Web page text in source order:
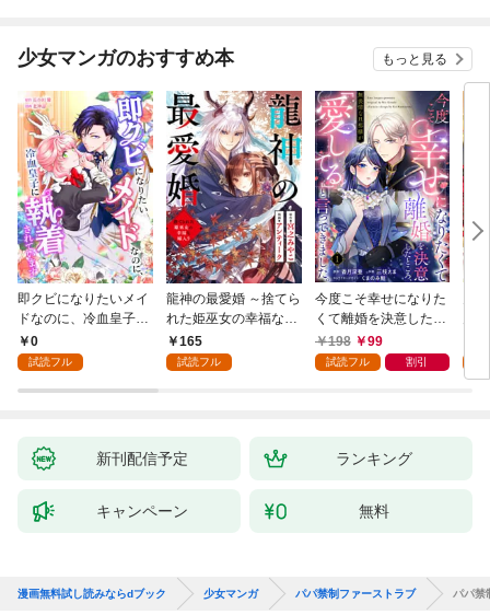
少女マンガのおすすめ本 もっと見る
即クビになりたいメイ
ドなのに、冷血皇子に
執着されています第1
話
0
試読フル
龍神の最愛婚 ～捨てら
れた姫巫女の幸福な嫁
入り～: 1
165
試読フル
今度こそ幸せになりた
くて離婚を決意したと
ころ、無表情な旦那様
が「愛してる」と言っ
198 99
試読フル 割引
新刊配信予定 ランキング
キャンペーン 無料
漫画無料試し読みならdブック 少女マンガ パパ禁制ファーストラブ パパ禁